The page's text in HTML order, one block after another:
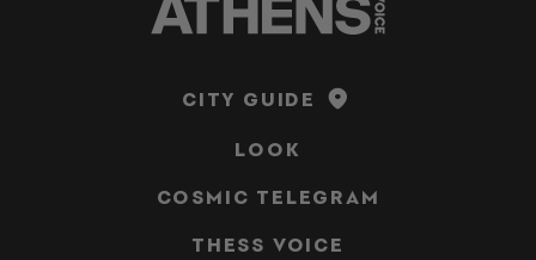
CITY GUIDE
LOOK
COSMIC TELEGRAM
THESS VOICE